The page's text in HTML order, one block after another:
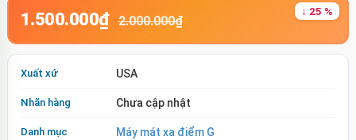
1.500.000₫ 2.000.000₫
↓ 25 %
Xuất xứ USA
Nhãn hàng Chưa cập nhật
Danh mục Máy mát xa điểm G